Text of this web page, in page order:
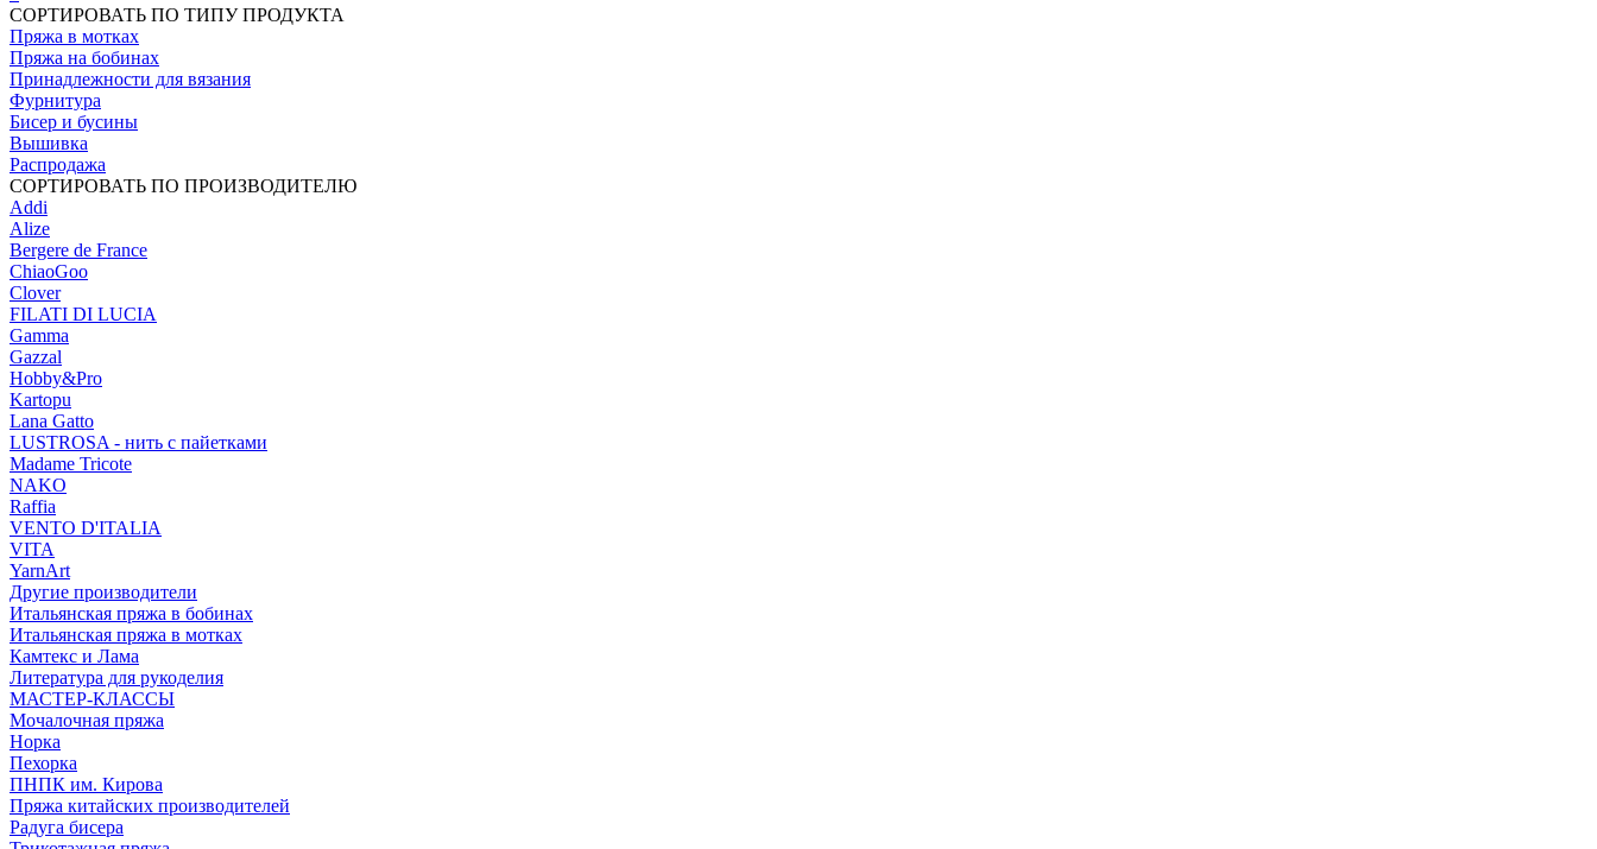
СОРТИРОВАТЬ ПО ТИПУ ПРОДУКТА
Пряжа в мотках
Пряжа на бобинах
Принадлежности для вязания
Фурнитура
Бисер и бусины
Вышивка
Распродажа
СОРТИРОВАТЬ ПО ПРОИЗВОДИТЕЛЮ
Addi
Alize
Bergere de France
ChiaoGoo
Clover
FILATI DI LUCIA
Gamma
Gazzal
Hobby&Pro
Kartopu
Lana Gatto
LUSTROSA - нить с пайетками
Madame Tricote
NAKO
Raffia
VENTO D'ITALIA
VITA
YarnArt
Другие производители
Итальянская пряжа в бобинах
Итальянская пряжа в мотках
Камтекс и Лама
Литература для рукоделия
МАСТЕР-КЛАССЫ
Мочалочная пряжа
Норка
Пехорка
ПНПК им. Кирова
Пряжа китайских производителей
Радуга бисера